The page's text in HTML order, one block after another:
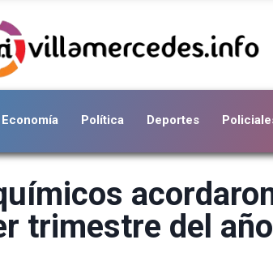
Economía Política Deportes
trimestre del año